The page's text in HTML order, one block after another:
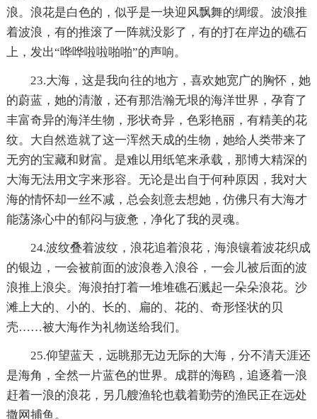
浪。浪花是白色的，似乎是一块迎风飘舞的绸缎。波浪推
着波浪，有的推滚了一阵就没影了，有的打在岸边的礁石
上，发出“哗哗啦啦啪啪”的声响。
23.大海，这是我向往的地方，喜欢她宽广的胸怀，她
的蔚蓝，她的清澈，还有那浩瀚无垠的海洋世界，孕育了
丰富奇异的海洋生物，形状奇异，色彩艳丽，有精美的花
纹。大自然造就了这一浑然天成的生物，她给人类带来了
无穷的宝藏和财富。是难以用纸笔来承载，那博大精深的
大海无法用文字来形容。无论是出自于何种原因，我对大
海的情怀却一丝不减，总会刻意去想她，仿佛只有大海才
能荡涤心中的郁闷与疲惫，净化了我的灵魂。
24.波纹叠着波纹，浪花追着浪花，海浪镶着波花织成
的银边，一会被前面的波浪卷入浪谷，一会儿被后面的波
浪推上浪尖。海浪拍打着一堆堆礁石溅起一朵朵浪花。沙
滩上大的、小的、长的、扁的、花的、奇形怪状的贝
壳……被大海作为礼物送给我们。
25.仰望蓝天，远眺那无边无际的大海，分不清天涯还
是海角，全然一片蓝色的世界。成群的海鸥，追逐着一浪
赶着一浪的浪花，另几艘渔轮也载着勤劳的渔民正在远处
撒网捕鱼。